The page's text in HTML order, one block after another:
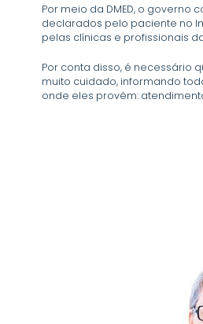
Por meio da DMED, o
declarados pelo paciente no
pelas clínicas e profissionais
Por conta disso, é necessário
muito cuidado, informando
onde eles provêm: